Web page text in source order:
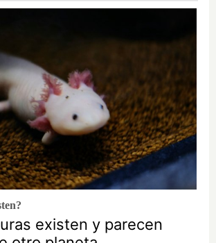
existen y parecen